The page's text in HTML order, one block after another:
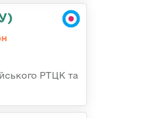
РТЦК та